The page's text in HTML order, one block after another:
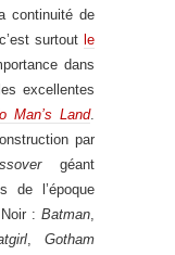
continuité de
surtout le
dans
excellentes
Man’s Land.
par
géant
de l’époque
: Batman,
, Gotham